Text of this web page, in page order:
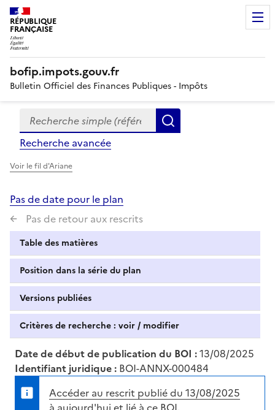
RÉPUBLIQUE
FRANÇAISE
bofip.impots.gouv.fr
Bulletin Officiel des Finances Publiques - Impôts
Formulaire
de
recherche
Recherche simple (références, mots clés, partie du
Recherche avancée
Voir le fil d'Ariane
Pas de date pour le plan
Pas de retour aux rescrits
Table des matières
Position dans la série du plan
Versions publiées
Critères de recherche : voir / modifier
Date de début de publication du BOI :13/08/2025
Identifiant juridique : BOI-ANNX-000484
Accéder au rescrit publié du 13/08/2025